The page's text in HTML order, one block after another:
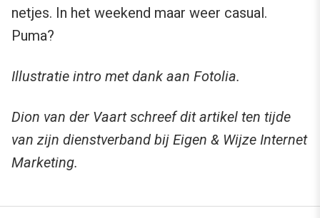
netjes. In het weekend maar weer casual.
Puma?
Illustratie intro met dank aan Fotolia.
Dion van der Vaart schreef dit artikel ten tijde
van zijn dienstverband bij Eigen & Wijze Internet
Marketing.